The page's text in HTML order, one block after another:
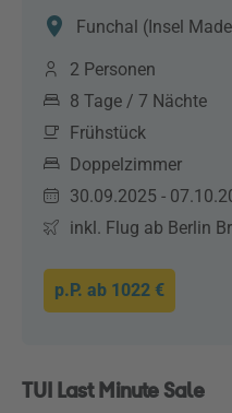
Funchal (Insel
2 Personen
8 Tage / 7 Nächte
Frühstück
Doppelzimmer
30.09.2025 -
inkl. Flug ab Berlin
p.P. ab 1022 €
TUI Last Minute Sale